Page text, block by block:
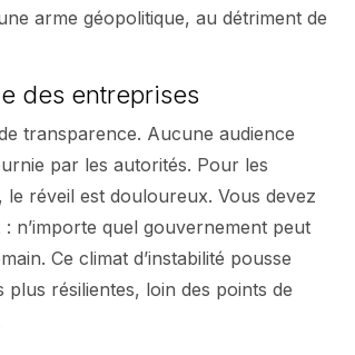
arme géopolitique, au détriment de
des entreprises
transparence. Aucune audience
par les autorités. Pour les
réveil est douloureux. Vous devez
n’importe quel gouvernement peut
Ce climat d’instabilité pousse
résilientes, loin des points de